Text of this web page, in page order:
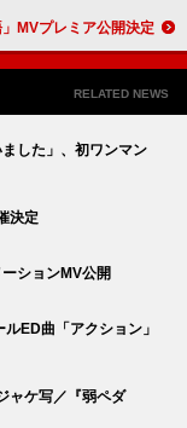
尚之制作の新曲「奇跡の恋の物語」MVプレミア公開決定
RELATED NEWS
した」、初ワンマン
決定
ションMV公開
ED曲「アクション」
ャケ写／『弱ペダ